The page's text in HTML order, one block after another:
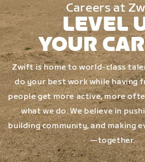
Careers at
LEVEL
YOUR
Zwift is home to world-class
do your best work while having
people get more active, more
what we do. We believe in
building community, and making
—together.